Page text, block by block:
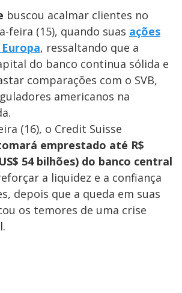
buscou acalmar clientes no
feira (15), quando suas ações
, ressaltando que a
do banco continua sólida e
comparações com o SVB,
americanos na
(16), o Credit Suisse
emprestado até R$
54 bilhões) do banco central
a liquidez e a confiança
depois que a queda em suas
os temores de uma crise